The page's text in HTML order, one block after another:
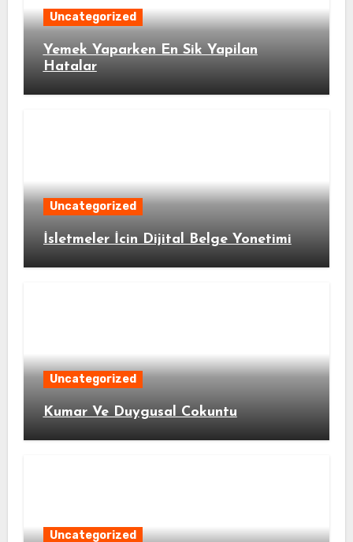
Uncategorized
Yemek Yaparken En Sik Yapilan
Hatalar
Uncategorized
İsletmeler İcin Dijital Belge Yonetimi
Uncategorized
Kumar Ve Duygusal Cokuntu
Uncategorized